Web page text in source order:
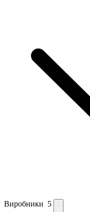
Виробники 5